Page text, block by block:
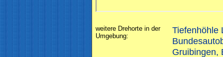
weitere Drehorte in der
Umgebung:
Tiefenhöhle
Gruibingen,